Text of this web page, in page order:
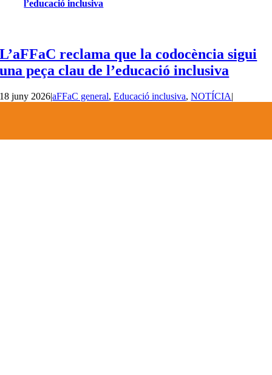
l’educació inclusiva
L’aFFaC reclama que la codocència sigui
una peça clau de l’educació inclusiva
18 juny 2026|aFFaC general,Educació inclusiva,NOTÍCIA|